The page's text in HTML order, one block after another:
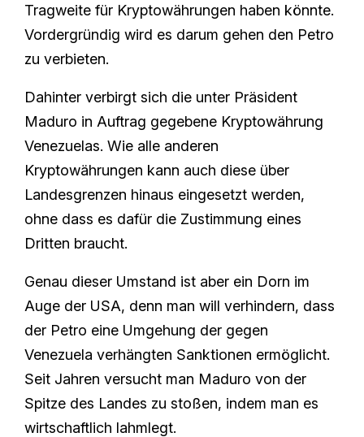
Tragweite für Kryptowährungen haben könnte.
Vordergründig wird es darum gehen den Petro
zu verbieten.
Dahinter verbirgt sich die unter Präsident
Maduro in Auftrag gegebene Kryptowährung
Venezuelas. Wie alle anderen
Kryptowährungen kann auch diese über
Landesgrenzen hinaus eingesetzt werden,
ohne dass es dafür die Zustimmung eines
Dritten braucht.
Genau dieser Umstand ist aber ein Dorn im
Auge der USA, denn man will verhindern, dass
der Petro eine Umgehung der gegen
Venezuela verhängten Sanktionen ermöglicht.
Seit Jahren versucht man Maduro von der
Spitze des Landes zu stoßen, indem man es
wirtschaftlich lahmlegt.